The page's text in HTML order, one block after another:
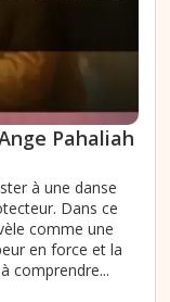
Pahaliah
à une danse
Dans ce
comme une
en force et la
comprendre...